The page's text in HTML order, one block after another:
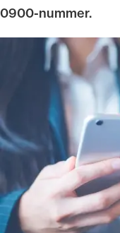
0900-nummer.
Ondersteuning
het